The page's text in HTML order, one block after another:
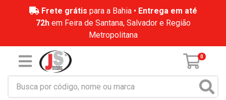
Frete grátis para a Bahia • Entrega em até
72hem Feira de Santana, Salvador e Região
Metropolitana
0